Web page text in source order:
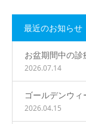
最近のお知らせ
お盆期間中の
2026.07.14
ゴールデンウ
2026.04.15